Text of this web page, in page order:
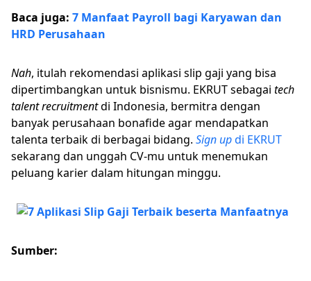
Baca juga: 7 Manfaat Payroll bagi Karyawan dan
HRD Perusahaan
Nah, itulah rekomendasi aplikasi slip gaji yang bisa
dipertimbangkan untuk bisnismu. EKRUT sebagai tech
talent recruitmentdi Indonesia, bermitra dengan
banyak perusahaan bonafide agar mendapatkan
talenta terbaik di berbagai bidang. Sign updi EKRUT
sekarang dan unggah CV-mu untuk menemukan
peluang karier dalam hitungan minggu.
Sumber: